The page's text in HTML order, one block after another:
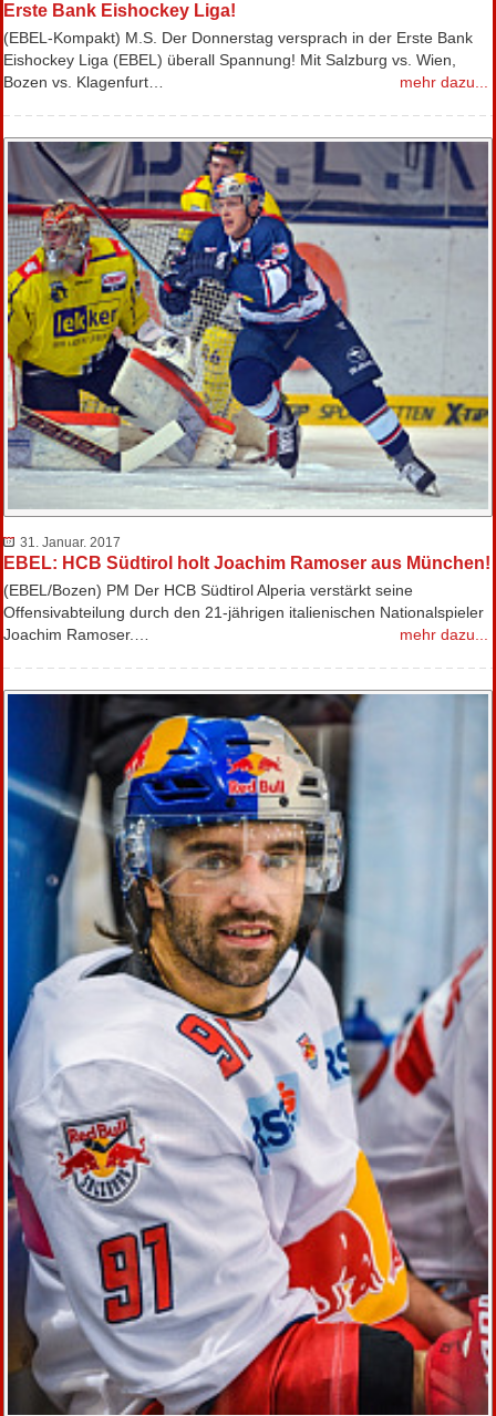
Erste Bank Eishockey Liga!
(EBEL-Kompakt) M.S. Der Donnerstag versprach in der Erste Bank
Eishockey Liga (EBEL) überall Spannung! Mit Salzburg vs. Wien,
Bozen vs. Klagenfurt…
mehr dazu...
31. Januar. 2017
EBEL: HCB Südtirol holt Joachim Ramoser aus München!
(EBEL/Bozen) PM Der HCB Südtirol Alperia verstärkt seine
Offensivabteilung durch den 21-jährigen italienischen Nationalspieler
Joachim Ramoser.…
mehr dazu...